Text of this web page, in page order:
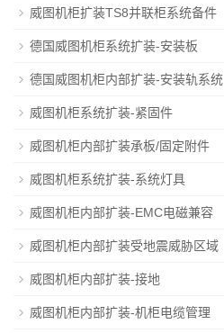
威图机柜扩装TS8并联柜系统备件
德国威图机柜系统扩装-安装板
德国威图机柜内部扩装-安装轨系统
威图机柜系统扩装-紧固件
威图机柜内部扩装承板/固定附件
威图机柜系统扩装-系统灯具
威图机柜内部扩装-EMC电磁兼容
威图机柜内部扩装受地震威胁区域
威图机柜内部扩装-接地
威图机柜内部扩装-机柜电缆管理